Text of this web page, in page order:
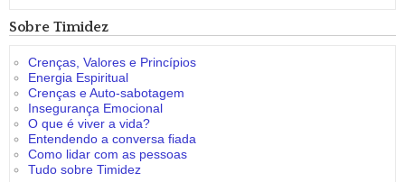
Sobre Timidez
Crenças, Valores e Princípios
Energia Espiritual
Crenças e Auto-sabotagem
Insegurança Emocional
O que é viver a vida?
Entendendo a conversa fiada
Como lidar com as pessoas
Tudo sobre Timidez